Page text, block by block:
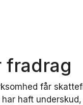
fradrag
får
haft